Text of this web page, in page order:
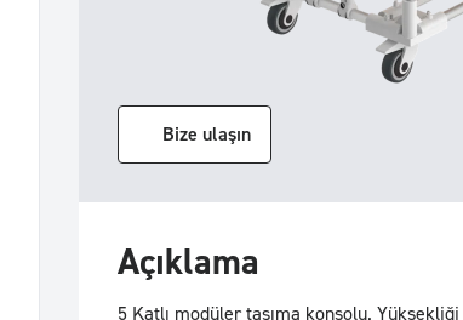
Bize ulaşın
Açıklama
5 Katlı modüler taşıma konsolu.